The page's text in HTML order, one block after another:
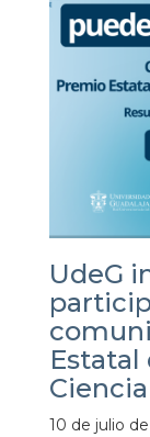
UdeG
Estatal
10 de julio